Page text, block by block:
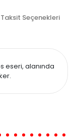
Taksit Seçenekleri
eseri, alanında